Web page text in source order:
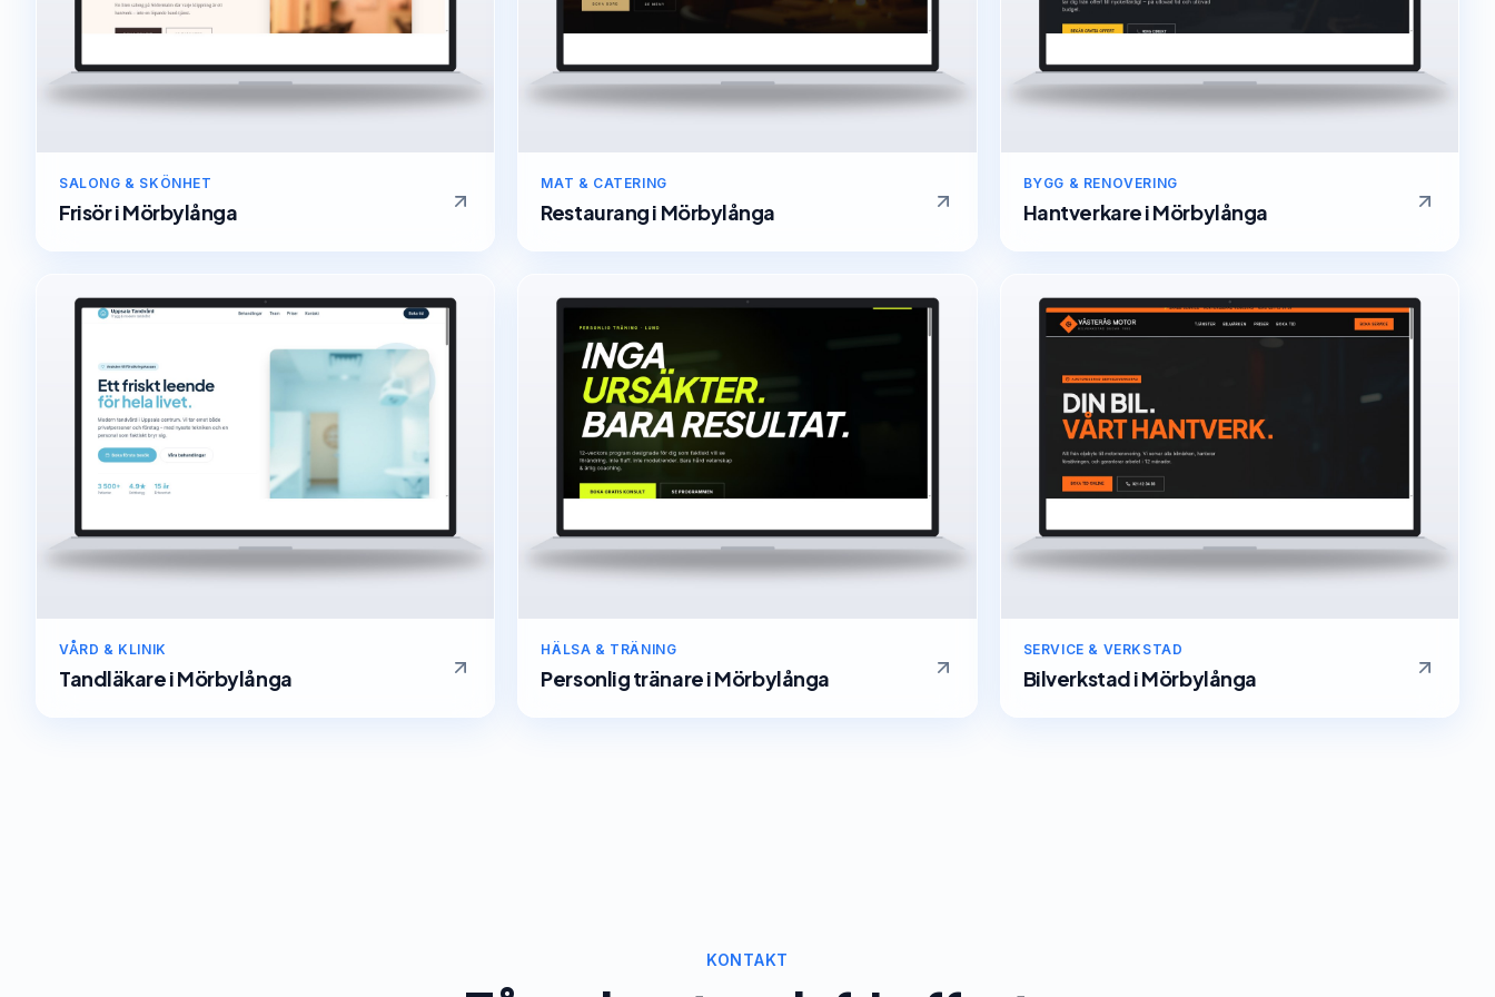
SALONG & SKÖNHET
FrisöriMörbylånga
MAT & CATERING
Restaurangi Mörbylånga
BYGG & RENOVERING
HantverkareiMörbylånga
VÅRD & KLINIK
TandläkareiMörbylånga
HÄLSA & TRÄNING
Personlig tränareiMörbylånga
SERVICE & VERKSTAD
BilverkstadiMörbylånga
KONTAKT